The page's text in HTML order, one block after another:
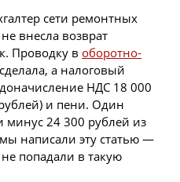
сети ремонтных
внесла возврат
Проводку в оборотно-
а налоговый
НДС 18 000
и пени. Один
24 300 рублей из
написали эту статью —
попадали в такую